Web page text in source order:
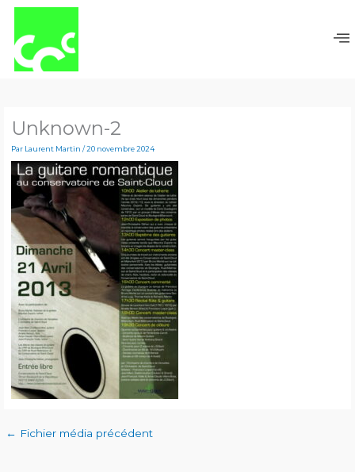
Unknown-2
Par Laurent Martin /20 novembre 2024
← Fichier média précédent